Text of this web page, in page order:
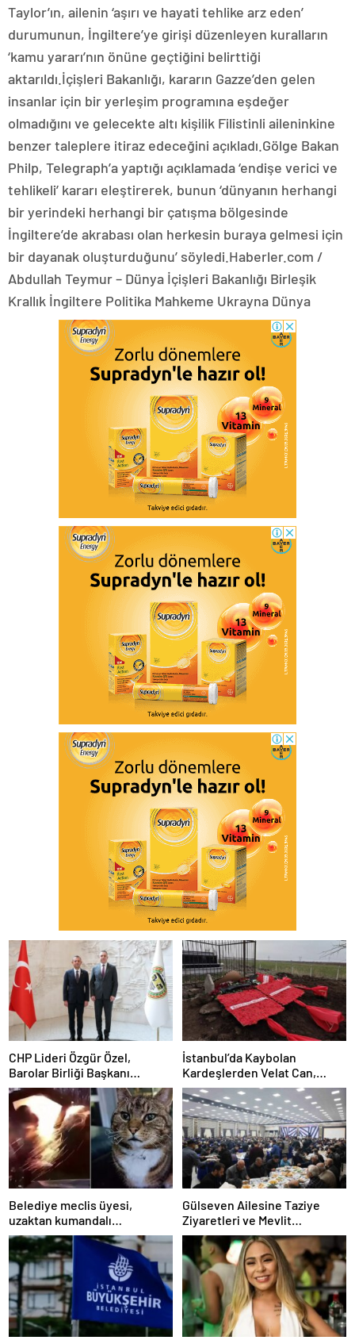
Taylor’ın, ailenin ‘aşırı ve hayati tehlike arz eden’
durumunun, İngiltere’ye girişi düzenleyen kuralların
‘kamu yararı’nın önüne geçtiğini belirttiği
aktarıldı.İçişleri Bakanlığı, kararın Gazze’den gelen
insanlar için bir yerleşim programına eşdeğer
olmadığını ve gelecekte altı kişilik Filistinli aileninkine
benzer taleplere itiraz edeceğini açıkladı.Gölge Bakan
Philp, Telegraph’a yaptığı açıklamada ‘endişe verici ve
tehlikeli’ kararı eleştirerek, bunun ‘dünyanın herhangi
bir yerindeki herhangi bir çatışma bölgesinde
İngiltere’de akrabası olan herkesin buraya gelmesi için
bir dayanak oluşturduğunu’ söyledi.Haberler.com /
Abdullah Teymur – Dünya İçişleri Bakanlığı Birleşik
Krallık İngiltere Politika Mahkeme Ukrayna Dünya
CHP Lideri Özgür Özel,
Barolar Birliği Başkanı
Sağkan’a ziyarette bulundu
İstanbul’da Kaybolan
Kardeşlerden Velat Can,
Diyarbakır’da Toprağa Verildi
Belediye meclis üyesi,
uzaktan kumandalı
patlayıcıyla kediyi havaya
uçurmaya çalıştı
Gülseven Ailesine Taziye
Ziyaretleri ve Mevlit
Programları Düzenlendi